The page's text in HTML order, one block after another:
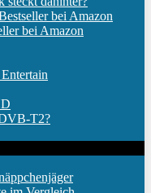
bei Amazon
bei Amazon
T2?